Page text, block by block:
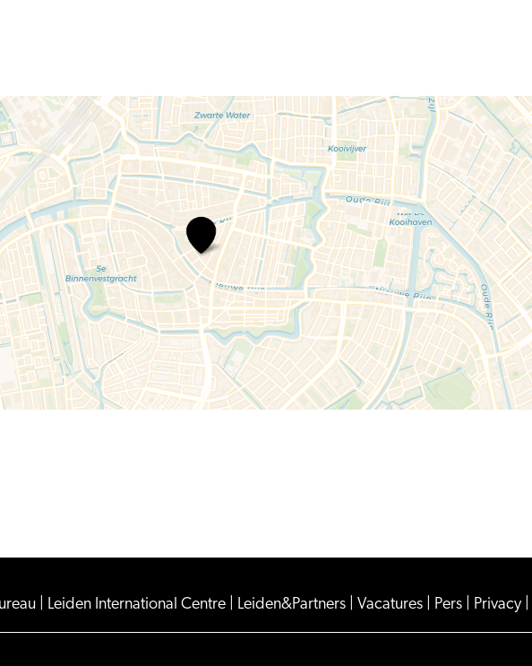
Hooglandse
Kamer
duo
expositie
'Sporen
I
Traces'
Leiden International Centre Leiden&Partners Vacatures Pers Privacy